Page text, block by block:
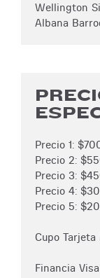
Wellington
Albana
Precio 1:
Precio 2:
Precio 3:
Precio 4:
Precio 5:
Cupo
Financia